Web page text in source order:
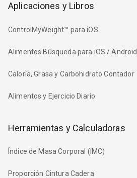
Aplicaciones y Libros
ControlMyWeight™ para iOS
Alimentos Búsqueda para iOS / Android
Caloría, Grasa y Carbohidrato Contador
Alimentos y Ejercicio Diario
Herramientas y Calculadoras
Índice de Masa Corporal (IMC)
Proporción Cintura Cadera